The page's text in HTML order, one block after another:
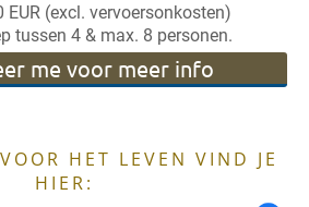
EUR (excl. vervoersonkosten)
tussen 4 & max. 8 personen.
me voor meer info
HET LEVEN VIND JE
HIER: